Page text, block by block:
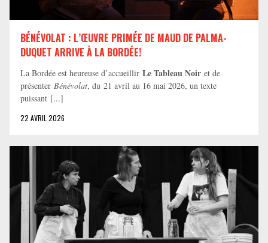
BÉNÉVOLAT : L’ŒUVRE PRIMÉE DE MAUD DE PALMA-
DUQUET ARRIVE À LA BORDÉE!
La Bordée est heureuse d’accueillir Le Tableau Noir et de
présenter Bénévolat, du 21 avril au 16 mai 2026, un texte
puissant [...]
22 AVRIL 2026